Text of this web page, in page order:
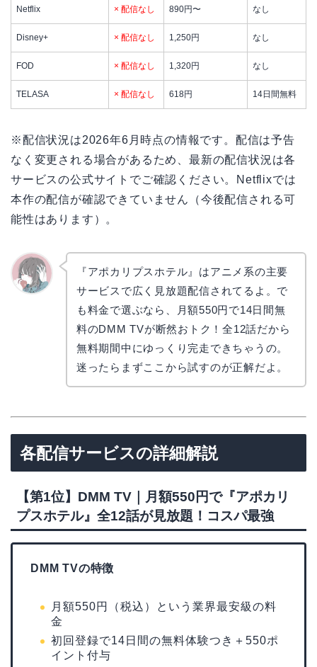
Netflix × 配信なし 890円〜 なし
Disney+ × 配信なし 1,250円 なし
FOD × 配信なし 1,320円 なし
TELASA × 配信なし 618円 14日間無料
※配信状況は2026年6月時点の情報です。配信は予告
なく変更される場合があるため、最新の配信状況は各
サービスの公式サイトでご確認ください。Netflixでは
本作の配信が確認できていません（今後配信される可
能性はあります）。
『アポカリプスホテル』はアニメ系の主要
サービスで広く見放題配信されてるよ。で
も料金で選ぶなら、月額550円で14日間無
料のDMM TVが断然おトク！全12話だから
無料期間中にゆっくり完走できちゃうの。
迷ったらまずここから試すのが正解だよ。
各配信サービスの詳細解説
【第1位】DMM TV｜月額550円で『アポカリ
プスホテル』全12話が見放題！コスパ最強
DMM TVの特徴
月額550円（税込）という業界最安級の料
金
初回登録で14日間の無料体験つき＋550ポ
イント付与